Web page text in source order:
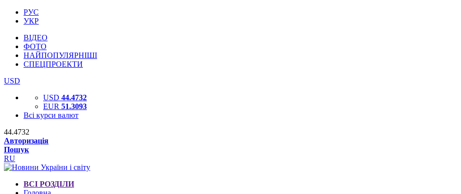
РУС
УКР
ВІДЕО
ФОТО
НАЙПОПУЛЯРНІШІ
СПЕЦПРОЕКТИ
USD
USD 44.4732
EUR 51.3093
Всі курси валют
44.4732
Авторизація
Пошук
RU
ВСІ РОЗДІЛИ